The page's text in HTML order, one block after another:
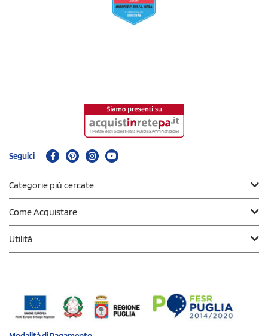
Seguici
Categorie più cercate
Come Acquistare
Utilità